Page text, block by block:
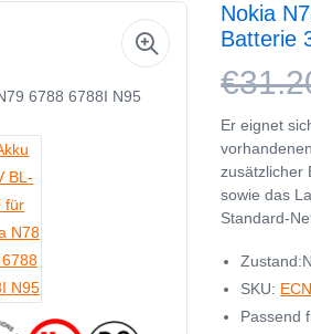
Nokia
Batterie
Er eignet
zusätzlicher
sowie das
Standard-
SKU:
Passend